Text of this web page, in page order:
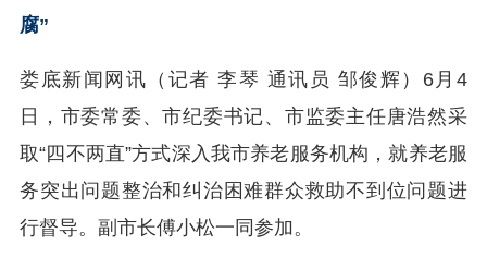
腐”
娄底新闻网讯（记者 李琴 通讯员 邹俊辉）6月4
日，市委常委、市纪委书记、市监委主任唐浩然采
取“四不两直”方式深入我市养老服务机构，就养老服
务突出问题整治和纠治困难群众救助不到位问题进
行督导。副市长傅小松一同参加。